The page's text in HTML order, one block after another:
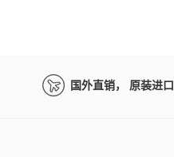
国外直销， 原装进口